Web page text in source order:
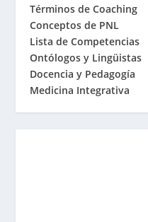
Términos de Coaching
Conceptos de PNL
Lista de Competencias
Ontólogos y Lingüistas
Docencia y Pedagogía
Medicina Integrativa